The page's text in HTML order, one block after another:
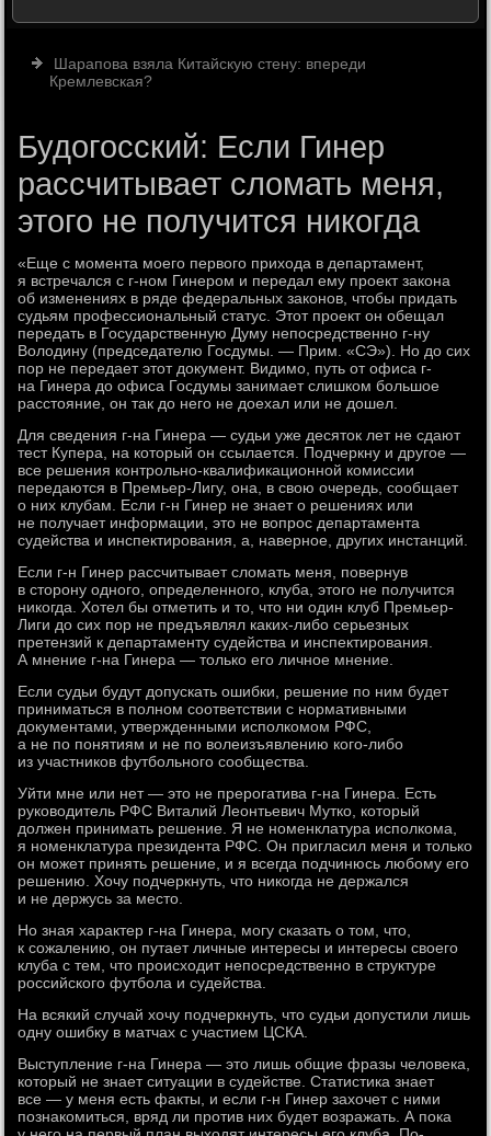
Шарапова взяла Китайскую стену: впереди
Кремлевская?
Будогосский: Если Гинер
рассчитывает сломать меня,
этого не получится никогда
«Еще с момента моего первого прихода в департамент,
я встречался с г-ном Гинером и передал ему проект закона
об изменениях в ряде федеральных законов, чтобы придать
судьям профессиональный статус. Этот проект он обещал
передать в Государственную Думу непосредственно г-ну
Володину (председателю Госдумы. — Прим. «СЭ»). Но до сих
пор не передает этот документ. Видимо, путь от офиса г-
на Гинера до офиса Госдумы занимает слишком большое
расстояние, он так до него не доехал или не дошел.
Для сведения г-на Гинера — судьи уже десяток лет не сдают
тест Купера, на который он ссылается. Подчеркну и другое —
все решения контрольно-квалификационной комиссии
передаются в Премьер-Лигу, она, в свою очередь, сообщает
о них клубам. Если г-н Гинер не знает о решениях или
не получает информации, это не вопрос департамента
судейства и инспектирования, а, наверное, других инстанций.
Если г-н Гинер рассчитывает сломать меня, повернув
в сторону одного, определенного, клуба, этого не получится
никогда. Хотел бы отметить и то, что ни один клуб Премьер-
Лиги до сих пор не предъявлял каких-либо серьезных
претензий к департаменту судейства и инспектирования.
А мнение г-на Гинера — только его личное мнение.
Если судьи будут допускать ошибки, решение по ним будет
приниматься в полном соответствии с нормативными
документами, утвержденными исполкомом РФС,
а не по понятиям и не по волеизъявлению кого-либо
из участников футбольного сообщества.
Уйти мне или нет — это не прерогатива г-на Гинера. Есть
руководитель РФС Виталий Леонтьевич Мутко, который
должен принимать решение. Я не номенклатура исполкома,
я номенклатура президента РФС. Он пригласил меня и только
он может принять решение, и я всегда подчинюсь любому его
решению. Хочу подчеркнуть, что никогда не держался
и не держусь за место.
Но зная характер г-на Гинера, могу сказать о том, что,
к сожалению, он путает личные интересы и интересы своего
клуба с тем, что происходит непосредственно в структуре
российского футбола и судейства.
На всякий случай хочу подчеркнуть, что судьи допустили лишь
одну ошибку в матчах с участием ЦСКА.
Выступление г-на Гинера — это лишь общие фразы человека,
который не знает ситуации в судействе. Статистика знает
все — у меня есть факты, и если г-н Гинер захочет с ними
познакомиться, вряд ли против них будет возражать. А пока